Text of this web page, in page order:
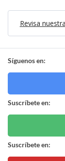
Revisa
Síguenos en:
Suscríbete en:
Suscríbete en: